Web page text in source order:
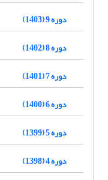
دوره 9 (1403)
دوره 8 (1402)
دوره 7 (1401)
دوره 6 (1400)
دوره 5 (1399)
دوره 4 (1398)